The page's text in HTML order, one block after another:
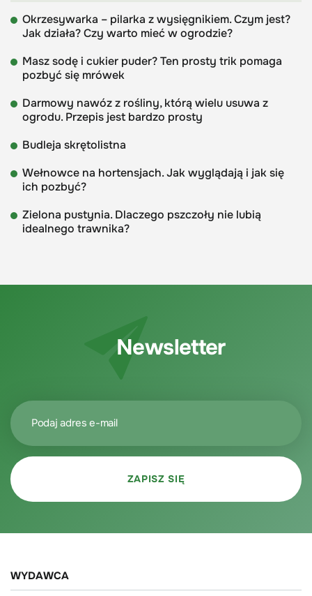
Okrzesywarka – pilarka z wysięgnikiem. Czym jest?
Jak działa? Czy warto mieć w ogrodzie?
Masz sodę i cukier puder? Ten prosty trik pomaga
pozbyć się mrówek
Darmowy nawóz z rośliny, którą wielu usuwa z
ogrodu. Przepis jest bardzo prosty
Budleja skrętolistna
Wełnowce na hortensjach. Jak wyglądają i jak się
ich pozbyć?
Zielona pustynia. Dlaczego pszczoły nie lubią
idealnego trawnika?
Newsletter
WYDAWCA